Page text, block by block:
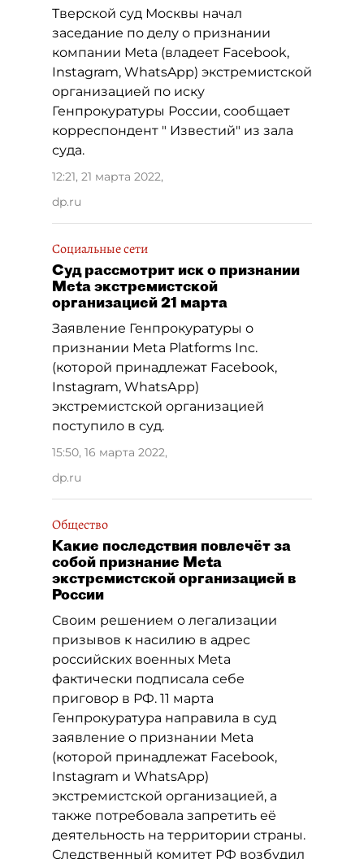
Тверской суд Москвы начал
заседание по делу о признании
компании Meta (владеет Facebook,
Instagram, WhatsApp) экстремистской
организацией по иску
Генпрокуратуры России, сообщает
корреспондент " Известий" из зала
суда.
12:21, 21 марта 2022,
dp.ru
Социальные сети
Суд рассмотрит иск о признании
Meta экстремистской
организацией 21 марта
Заявление Генпрокуратуры о
признании Meta Platforms Inc.
(которой принадлежат Facebook,
Instagram, WhatsАpp)
экстремистской организацией
поступило в суд.
15:50, 16 марта 2022,
dp.ru
Общество
Какие последствия повлечёт за
собой признание Meta
экстремистской организацией в
России
Своим решением о легализации
призывов к насилию в адрес
российских военных Meta
фактически подписала себе
приговор в РФ. 11 марта
Генпрокуратура направила в суд
заявление о признании Meta
(которой принадлежат Facebook,
Instagram и WhatsАpp)
экстремистской организацией, а
также потребовала запретить её
деятельность на территории страны.
Следственный комитет РФ возбудил